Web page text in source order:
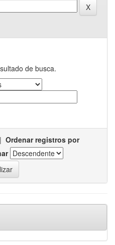
de busca.
| Ordenar registros por